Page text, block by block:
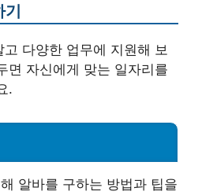
기
다양한 업무에 지원해 보
면 자신에게 맞는 일자리를
.
알바를 구하는 방법과 팁을